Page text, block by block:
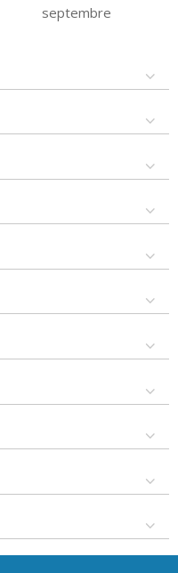
septembre